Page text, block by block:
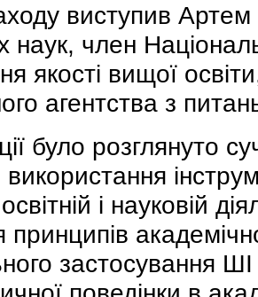
виступив
наук, член
якості вищої
агентства з
було розглянуто
і науковій
застосування